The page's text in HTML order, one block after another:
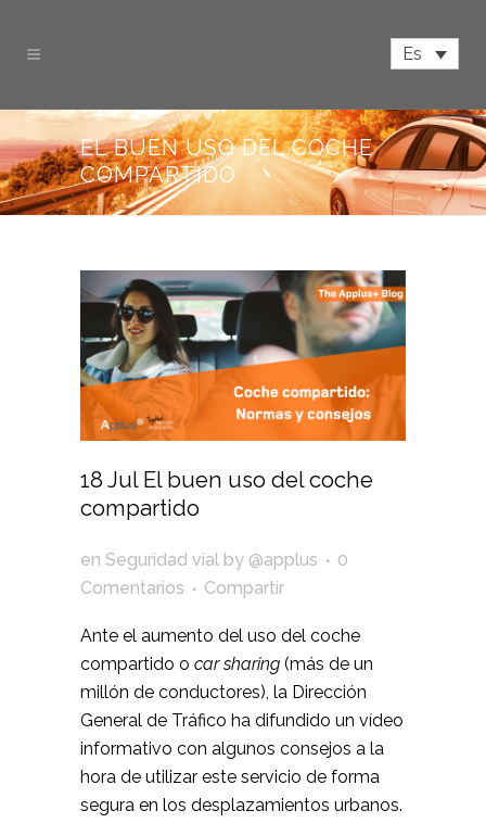
Es
EL BUEN USO DEL COCHE
COMPARTIDO
18 JulEl buen uso del coche
compartido
en Seguridad vial by @applus
0
Comentarios
Compartir
Ante el aumento del uso del coche
compartido o car sharing (más de un
millón de conductores), la Dirección
General de Tráfico ha difundido un vídeo
informativo con algunos consejos a la
hora de utilizar este servicio de forma
segura en los desplazamientos urbanos.